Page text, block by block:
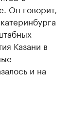
Он говорит,
Казани в
и на